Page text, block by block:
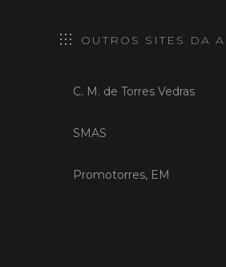
OUTROS SITES DA
C. M. de Torres Vedras
SMAS
Promotorres, EM